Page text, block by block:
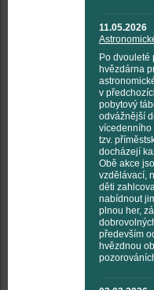
11.05.2026
Po dvouleté
hvězdárna
v
pobytový
odvážnější
vícedenního
tzv.
docházejí
Obě akce
vzdělávací,
děti
nabídnout
plnou her,
především
hvězdnou